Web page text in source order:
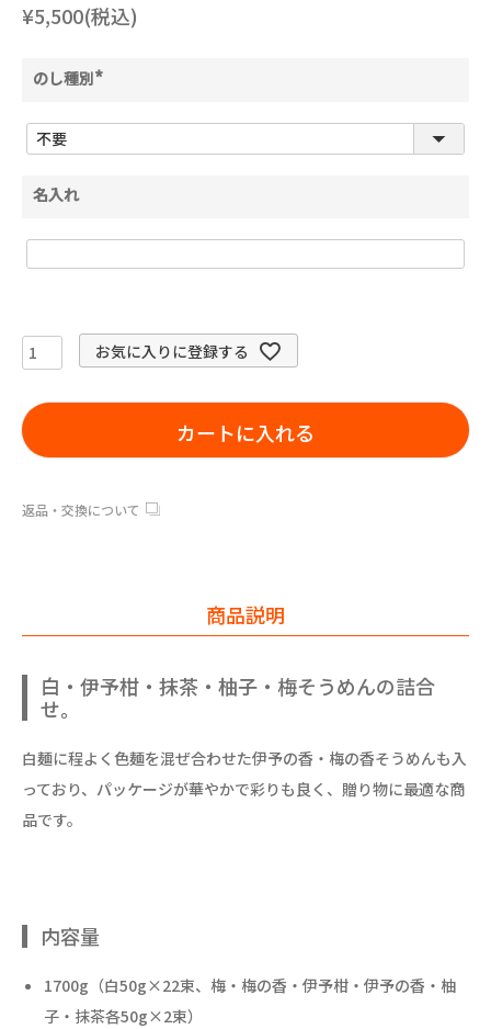
¥5,500(税込)
のし種別
須
名入れ
お気に入りに登録する
カートに入れる
返品・交換について
商品説明
白・伊予柑・抹茶・柚子・梅そうめんの詰合
せ。
白麺に程よく色麺を混ぜ合わせた伊予の香・梅の香そうめんも入
っており、パッケージが華やかで彩りも良く、贈り物に最適な商
品です。
内容量
1700g（白50g×22束、梅・梅の香・伊予柑・伊予の香・柚
子・抹茶各50g×2束）